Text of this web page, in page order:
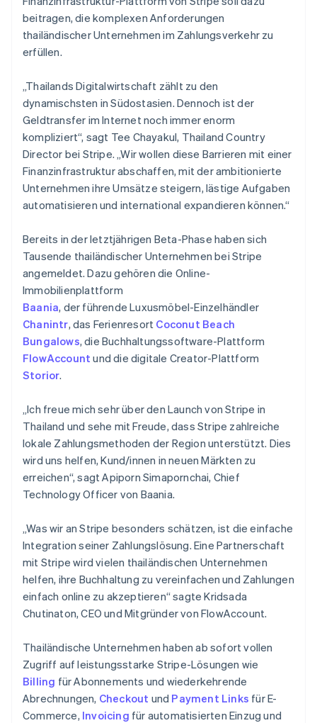
Betrugsprävention
Atlas
Start-up-Gründung
Climate
Online-Identitätsprüfung
Stripe-Sessions 2026
Erfahren Sie, wie Stripe Lösungen für die
Partner
beitragen, die komplexen Anforderungen
thailändischer Unternehmen im Zahlungsverkehr zu
erfüllen.
„Thailands Digitalwirtschaft zählt zu den
dynamischsten in Südostasien. Dennoch ist der
Geldtransfer im Internet noch immer enorm
kompliziert“, sagt Tee Chayakul, Thailand Country
Director bei Stripe. „Wir wollen diese Barrieren mit einer
Finanzinfrastruktur abschaffen, mit der ambitionierte
Unternehmen ihre Umsätze steigern, lästige Aufgaben
automatisieren und international expandieren können.“
Bereits in der letztjährigen Beta-Phase haben sich
Tausende thailändischer Unternehmen bei Stripe
angemeldet. Dazu gehören die Online-
Immobilienplattform
Baania, der führende Luxusmöbel-Einzelhändler
Chanintr, das Ferienresort Coconut Beach
Bungalows, die Buchhaltungssoftware-Plattform
FlowAccount und die digitale Creator-Plattform
Storior.
„Ich freue mich sehr über den Launch von Stripe in
Thailand und sehe mit Freude, dass Stripe zahlreiche
lokale Zahlungsmethoden der Region unterstützt. Dies
wird uns helfen, Kund/innen in neuen Märkten zu
erreichen“, sagt Apiporn Simapornchai, Chief
Technology Officer von Baania.
„Was wir an Stripe besonders schätzen, ist die einfache
Integration seiner Zahlungslösung. Eine Partnerschaft
mit Stripe wird vielen thailändischen Unternehmen
helfen, ihre Buchhaltung zu vereinfachen und Zahlungen
einfach online zu akzeptieren“ sagte Kridsada
Chutinaton, CEO und Mitgründer von FlowAccount.
Thailändische Unternehmen haben ab sofort vollen
Zugriff auf leistungsstarke Stripe-Lösungen wie
Billing für Abonnements und wiederkehrende
Abrechnungen, Checkout und Payment Links für E-
Commerce, Invoicing für automatisierten Einzug und